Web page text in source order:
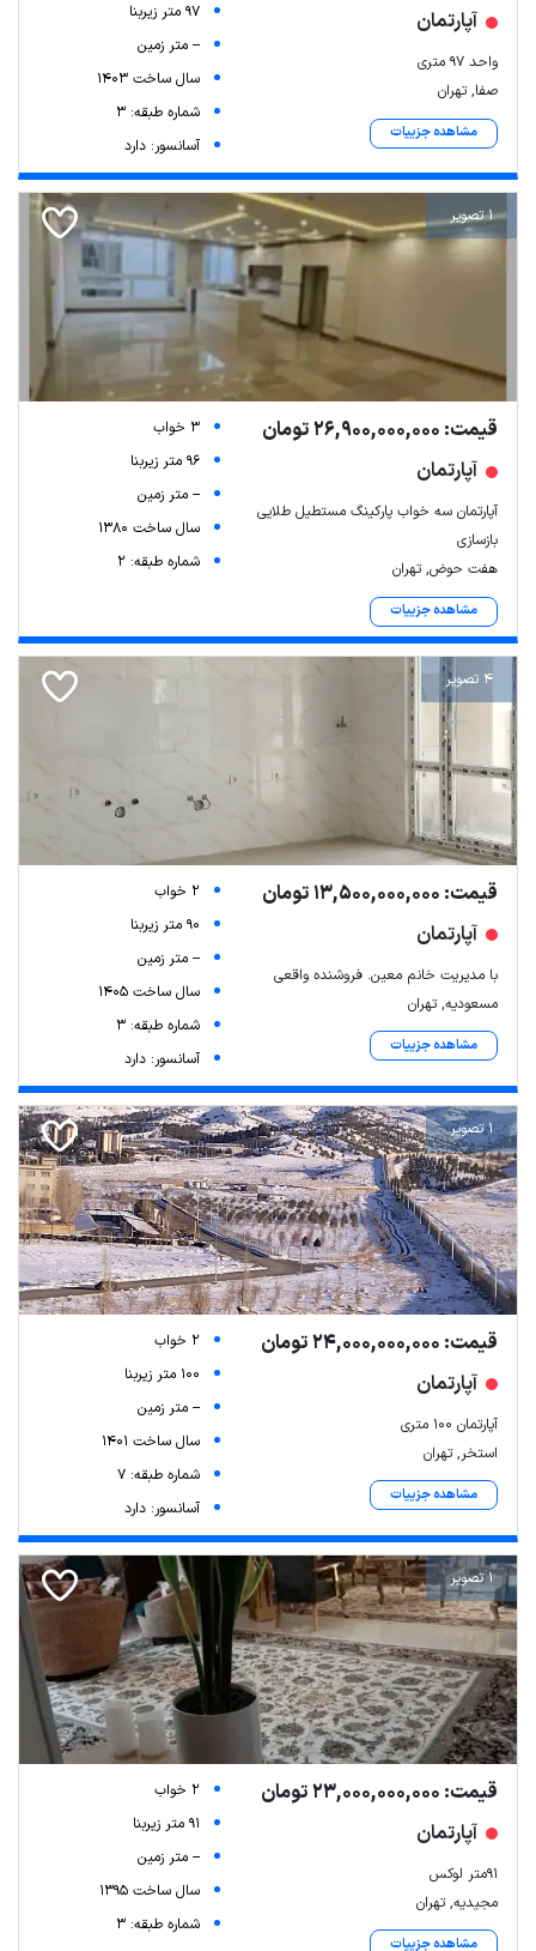
آپارتمان
واحد ۹۷ متری
صفا, تهران
مشاهده جزییات
97 متر زیربنا
-- متر زمین
سال ساخت 1403
شماره طبقه: 3
آسانسور: دارد
1 تصویر
قیمت: 26,900,000,000 تومان
آپارتمان
آپارتمان سه خواب پارکینگ مستطیل طلایی
بازسازی
هفت حوض, تهران
مشاهده جزییات
3 خواب
96 متر زیربنا
-- متر زمین
سال ساخت 1380
شماره طبقه: 2
4 تصویر
قیمت: 13,500,000,000 تومان
آپارتمان
با مدیریت خانم معین. فروشنده واقعی
مسعودیه, تهران
مشاهده جزییات
2 خواب
90 متر زیربنا
-- متر زمین
سال ساخت 1405
شماره طبقه: 3
آسانسور: دارد
1 تصویر
قیمت: 24,000,000,000 تومان
آپارتمان
آپارتمان 100 متری
استخر, تهران
مشاهده جزییات
2 خواب
100 متر زیربنا
-- متر زمین
سال ساخت 1401
شماره طبقه: 7
آسانسور: دارد
1 تصویر
قیمت: 23,000,000,000 تومان
آپارتمان
91متر لوکس
مجیدیه, تهران
مشاهده جزییات
2 خواب
91 متر زیربنا
-- متر زمین
سال ساخت 1395
شماره طبقه: 3